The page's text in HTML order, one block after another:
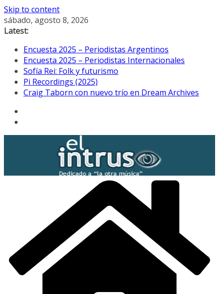
Skip to content
sábado, agosto 8, 2026
Latest:
Encuesta 2025 – Periodistas Argentinos
Encuesta 2025 – Periodistas Internacionales
Sofía Rei: Folk y futurismo
Pi Recordings (2025)
Craig Taborn con nuevo trío en Dream Archives